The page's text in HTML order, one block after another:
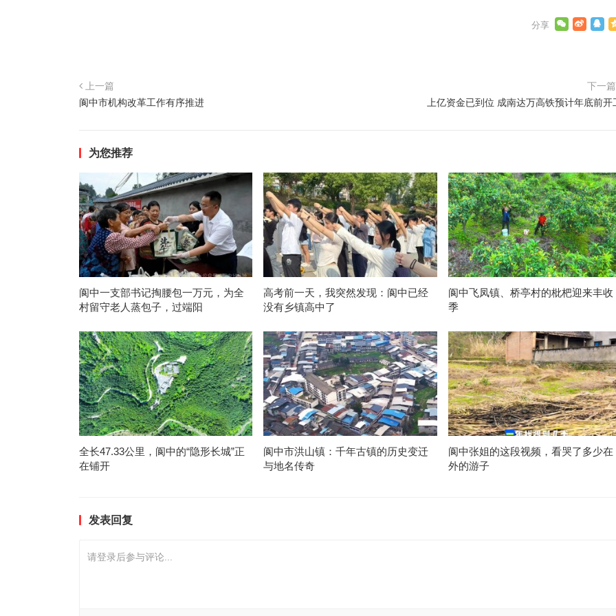
上一篇
阆中市机构改革工作有序推进
下一
上亿资金已到位 成南达万高铁预计年底前开
为您推荐
阆中一支部书记掏腰包一万元，为全
村留守老人蒸包子，过端阳
高考前一天，我突然发现：阆中已经
没有乡镇高中了
阆中飞凤镇、桥亭村的枇杷迎来丰收
季
全长47.33公里，阆中的“隐形长城”正
在铺开
阆中市洪山镇：千年古镇的历史变迁
与地名传奇
阆中张姐的这段视频，看哭了多少在
外的游子
发表回复
请登录后参与评论...